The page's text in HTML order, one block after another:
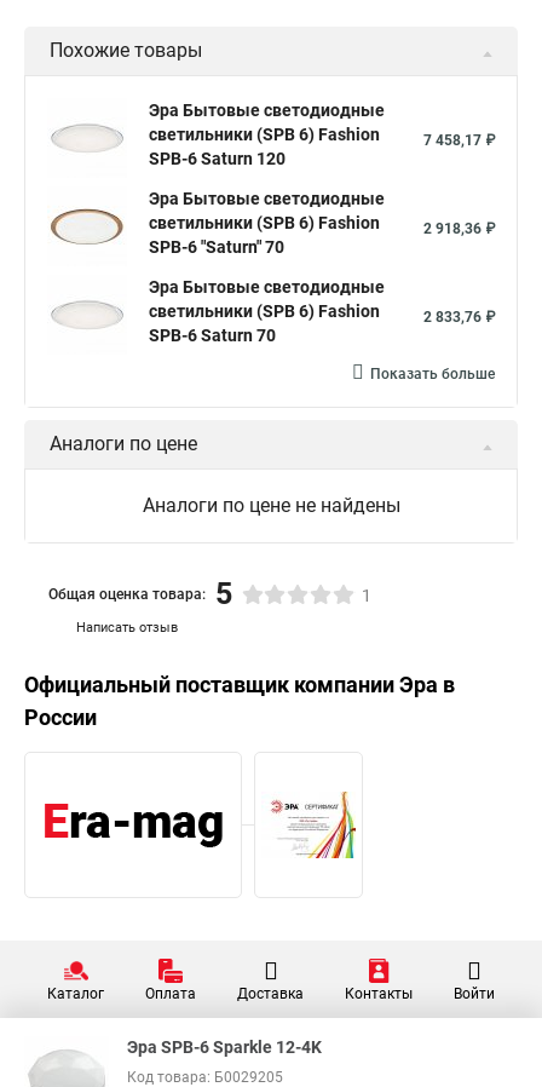
Похожие товары
Эра Бытовые светодиодные
светильники (SPB 6) Fashion
SPB-6 Saturn 120
7 458,17 ₽
Эра Бытовые светодиодные
светильники (SPB 6) Fashion
SPB-6 "Saturn" 70
2 918,36 ₽
Эра Бытовые светодиодные
светильники (SPB 6) Fashion
SPB-6 Saturn 70
2 833,76 ₽
Показать больше
Аналоги по цене
Аналоги по цене не найдены
Написать отзыв
Общая оценка товара: 5 1
Официальный поставщик компанииЭра в
России
Каталог Оплата Доставка Контакты Войти
Эра SPB-6 Sparkle 12-4K
Код товара: Б0029205